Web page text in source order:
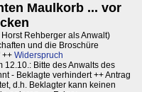
Maulkorb ... vor
Rehberger als Anwalt)
und die Broschüre
++ Widerspruch
12.10.: Bitte des Anwalts des
- Beklagte verhindert ++ Antrag
d.h. Beklagter kann keinen